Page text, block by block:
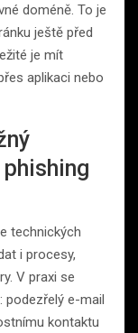
doméně. To je
ještě před
je mít
aplikaci nebo
technických
i procesy,
V praxi se
podezřelý e-mail
kontaktu